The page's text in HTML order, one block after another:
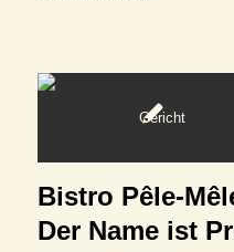
Bistro Pêle-
Der Name ist